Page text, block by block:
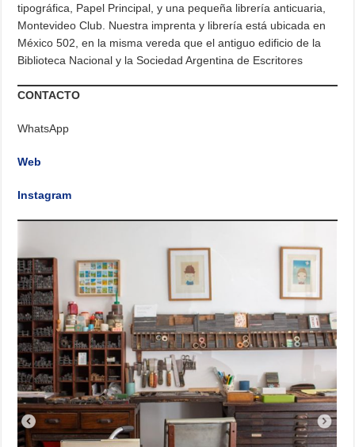
tipográfica, Papel Principal, y una pequeña librería anticuaria,
Montevideo Club. Nuestra imprenta y librería está ubicada en
México 502, en la misma vereda que el antiguo edificio de la
Biblioteca Nacional y la Sociedad Argentina de Escritores
CONTACTO
WhatsApp
Web
Instagram